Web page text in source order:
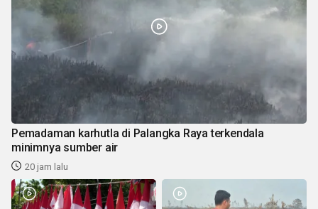
Pemadaman karhutla di Palangka Raya terkendala
minimnya sumber air
20 jam lalu